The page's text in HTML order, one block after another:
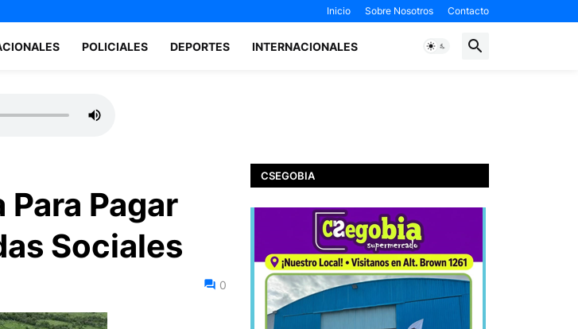
Inicio Sobre Nosotros Contacto
POLICIALES DEPORTES INTERNACIONALES
Pagar
Sociales
0
CSEGOBIA